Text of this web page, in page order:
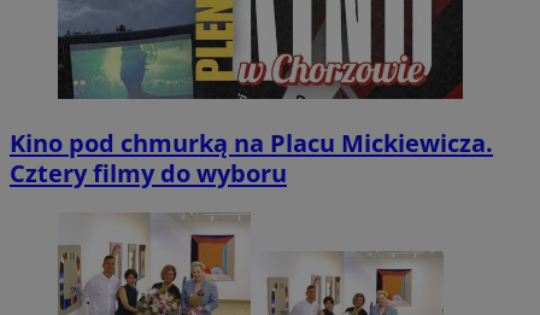
Kino pod chmurką na Placu Mickiewicza.
Cztery filmy do wyboru